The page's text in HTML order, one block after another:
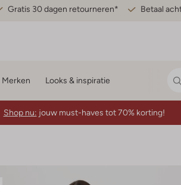
Gratis 30 dagen retourneren* Betaal
Merken Looks & inspiratie
Shop nu: jouw must-haves tot 70% korting!